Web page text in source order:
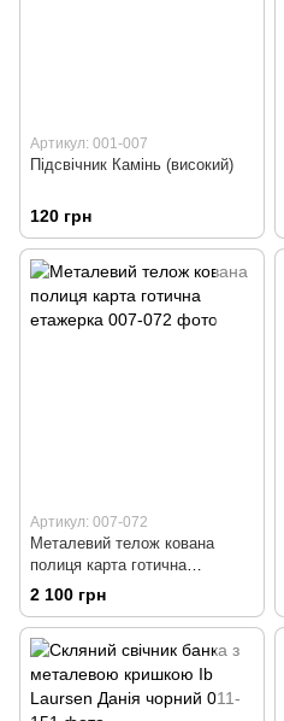
Артикул: 001-007
Підсвічник Камінь (високий)
120 грн
Артикул: 007-072
Металевий телож кована
полиця карта готична
етажерка
2 100 грн